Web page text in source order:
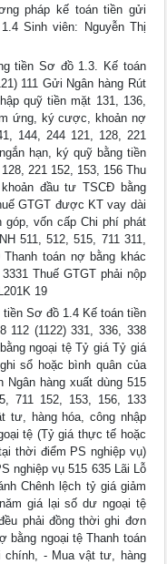
pháp kế toán tiền gửi
Sinh viên: Nguyễn Thị
tiền Sơ đồ 1.3. Kế toán
111 Gửi Ngân hàng Rút
quỹ tiền mặt 131, 136,
ứng, ký cược, khoản nợ
144, 244 121, 128, 221
hạn, ký quỹ bằng tiền
221 152, 153, 156 Thu
đầu tư TSCĐ bằng
GTGT được KT vay dài
góp, vốn cấp Chi phí phát
511, 512, 515, 711 311,
toán nợ bằng khác
Thuế GTGT phải nộp
19
tiền Sơ đồ 1.4 Kế toán tiền
112 (1122) 331, 336, 338
ngoại tệ Tỷ giá Tỷ giá
sổ hoặc bình quân của
hàng xuất dùng 515
711 152, 153, 156, 133
tư, hàng hóa, công nhập
tệ (Tỷ giá thực tế hoặc
thời điểm PS nghiệp vụ)
nghiệp vụ 515 635 Lãi Lỗ
Chênh lệch tỷ giá giảm
giá lại số dư ngoại tệ
phải đồng thời ghi đơn
bằng ngoại tệ Thanh toán
chính, - Mua vật tư, hàng